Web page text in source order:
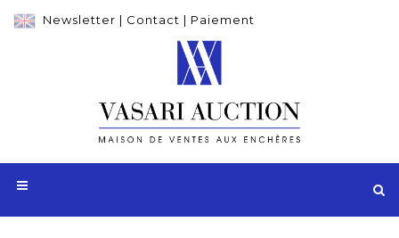
Newsletter | Contact | Paiement